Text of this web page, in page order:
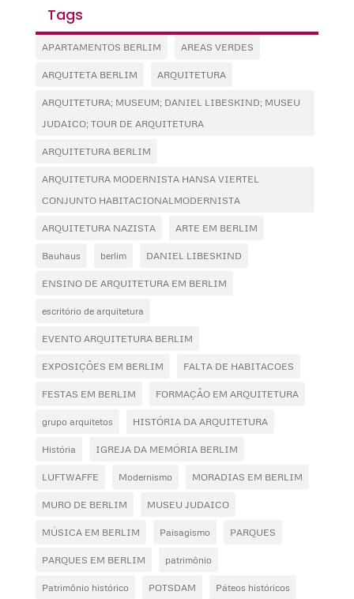
Tags
APARTAMENTOS BERLIM AREAS VERDES
ARQUITETA BERLIM ARQUITETURA
ARQUITETURA; MUSEUM; DANIEL LIBESKIND; MUSEU
JUDAICO; TOUR DE ARQUITETURA
ARQUITETURA BERLIM
ARQUITETURA MODERNISTA HANSA VIERTEL
CONJUNTO HABITACIONALMODERNISTA
ARQUITETURA NAZISTA ARTE EM BERLIM
Bauhaus berlim DANIEL LIBESKIND
ENSINO DE ARQUITETURA EM BERLIM
escritório de arquitetura
EVENTO ARQUITETURA BERLIM
EXPOSIÇÕES EM BERLIM FALTA DE HABITACOES
FESTAS EM BERLIM FORMAÇÃO EM ARQUITETURA
grupo arquitetos HISTÓRIA DA ARQUITETURA
História IGREJA DA MEMÓRIA BERLIM
LUFTWAFFE Modernismo MORADIAS EM BERLIM
MURO DE BERLIM MUSEU JUDAICO
MÚSICA EM BERLIM Paisagismo PARQUES
PARQUES EM BERLIM patrimônio
Patrimônio histórico POTSDAM Páteos históricos